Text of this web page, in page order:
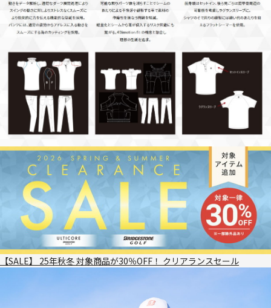
【SALE】 25年秋冬 対象商品が30％OFF！ クリアランスセール